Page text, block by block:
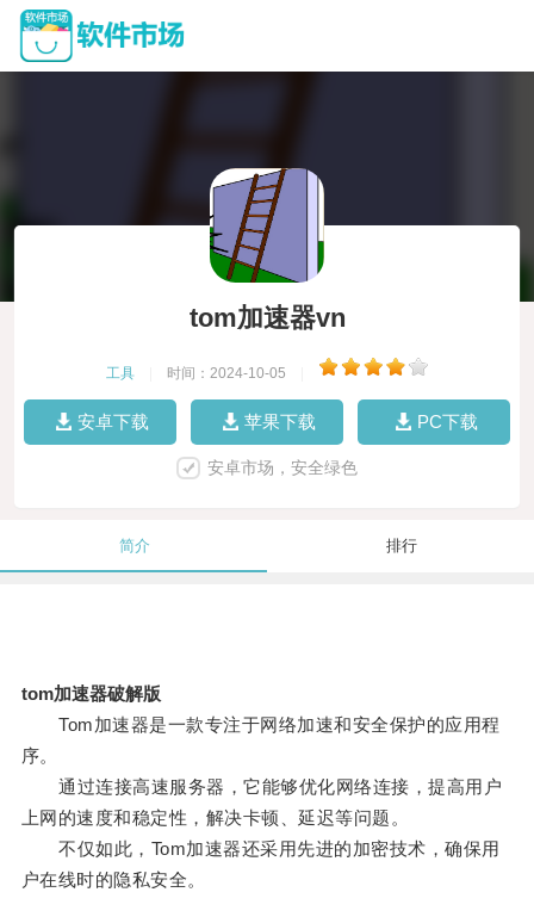
tom加速器vn
工具 时间：2024-10-05
安卓下载 苹果下载 PC下载
安卓市场，安全绿色
简介 排行
tom加速器破解版
Tom加速器是一款专注于网络加速和安全保护的应用程
序。
通过连接高速服务器，它能够优化网络连接，提高用户
上网的速度和稳定性，解决卡顿、延迟等问题。
不仅如此，Tom加速器还采用先进的加密技术，确保用
户在线时的隐私安全。